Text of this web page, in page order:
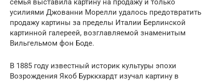
семья выставила картину на продажу и только
усилиями Джованни Морелли удалось предотвратить
продажу картины за пределы Италии Берлинской
картинной галереей, возглавляемой знаменитым
Вильгельмом фон Боде.
В 1885 году известный историк культуры эпохи
Возрождения Якоб Бурккхардт изучал картину в